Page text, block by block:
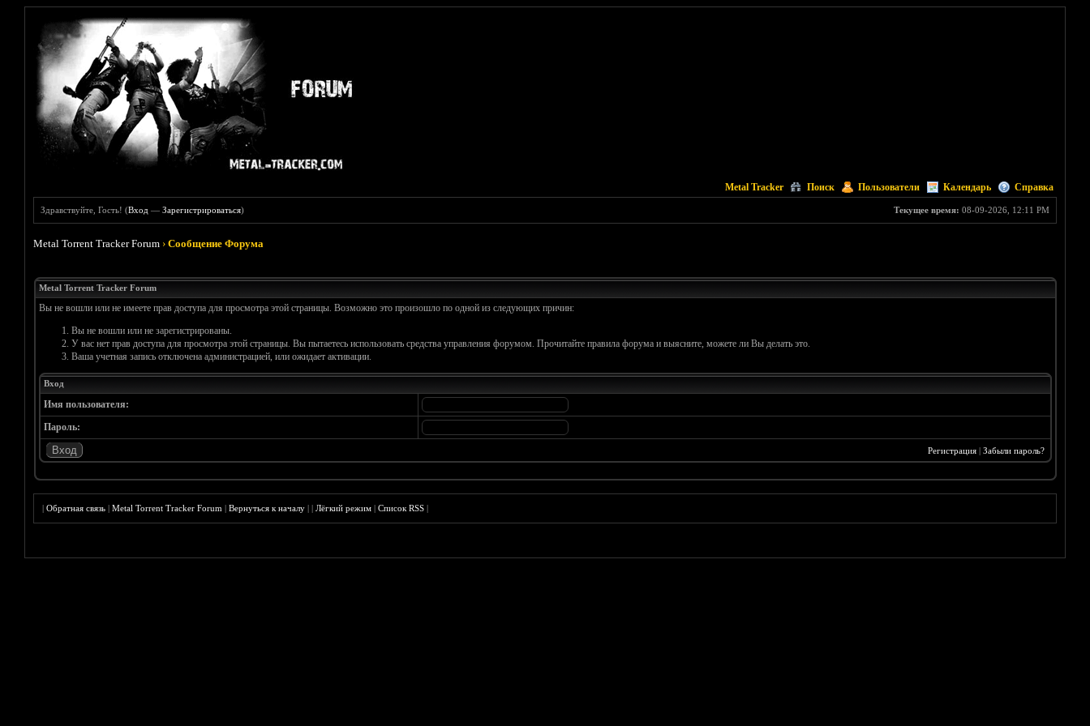
Metal Tracker Поиск Пользователи Календарь Справка
Текущее время: 08-09-2026, 12:11 PM
Здравствуйте, Гость! (Вход —Зарегистрироваться)
Metal Torrent Tracker Forum ›Сообщение Форума
Metal Torrent Tracker Forum
Вы не вошли или не имеете прав доступа для просмотра этой страницы. Возможно это произошло по одной из следующих причин:
Вы не вошли или не зарегистрированы.
У вас нет прав доступа для просмотра этой страницы. Вы пытаетесь использовать средства управления форумом. Прочитайте правила форума и выясните, можете ли Вы делать это.
Ваша учетная запись отключена администрацией, или ожидает активации.
Вход
Имя пользователя:
Пароль:
Регистрация| Забыли пароль?
|Обратная связь |Metal Torrent Tracker Forum |Вернуться к началу ||Лёгкий режим |Список RSS |